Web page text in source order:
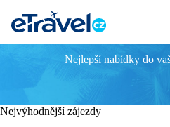
MARIA DEL MAR
Nejlepší nabídky do
Nejvýhodnější zájezdy